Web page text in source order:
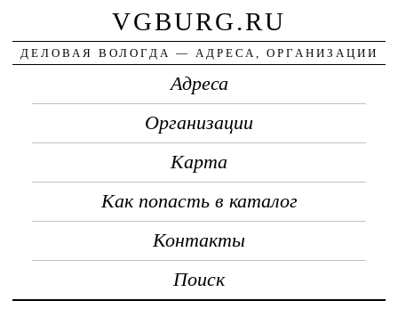
VGBURG.RU
ДЕЛОВАЯ ВОЛОГДА — АДРЕСА, ОРГАНИЗАЦИИ
Адреса
Организации
Карта
Как попасть в каталог
Контакты
Поиск